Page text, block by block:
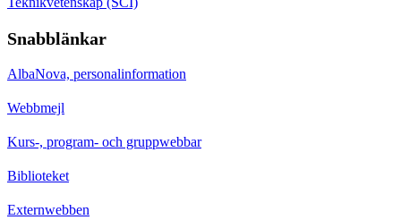
Snabblänkar
AlbaNova, personalinformation
Webbmejl
Kurs-, program- och gruppwebbar
Biblioteket
Externwebben